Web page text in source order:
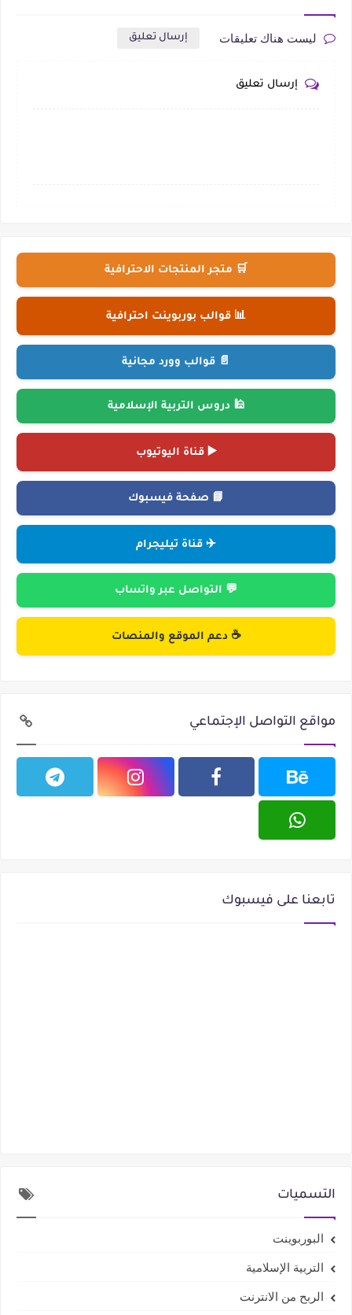
ليست هناك تعليقات إرسال تعليق
إرسال تعليق
🛒 متجر المنتجات الاحترافية
📊 قوالب بوربوينت احترافية
📄 قوالب وورد مجانية
🕌 دروس التربية الإسلامية
▶️ قناة اليوتيوب
📘 صفحة فيسبوك
✈️ قناة تيليجرام
💬 التواصل عبر واتساب
☕ دعم الموقع والمنصات
مواقع التواصل الإجتماعي
تابعنا على فيسبوك
التسميات
البوربوينت
التربية الإسلامية
الربح من الانترنت